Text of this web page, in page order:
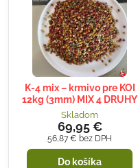
K-4 mix – krmivo pre KOI
12kg (3mm) MIX 4 DRUHY
Skladom
69,95 €
56,87 € bez DPH
Do košíka